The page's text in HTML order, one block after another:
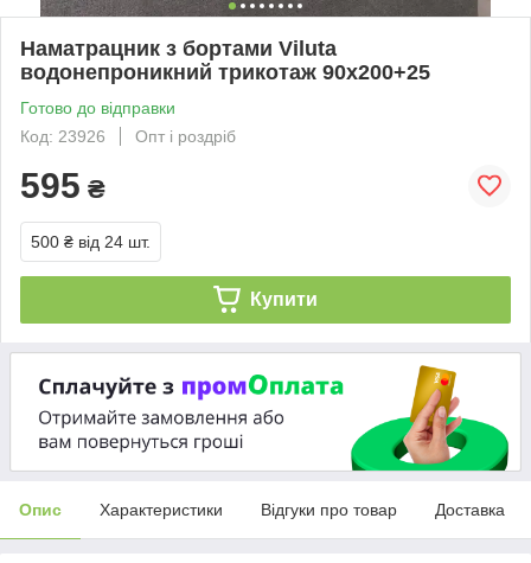
Наматрацник з бортами Viluta
водонепроникний трикотаж 90x200+25
Готово до відправки
Код: 23926
Опт і роздріб
595 ₴
500 ₴ від 24 шт.
Купити
Опис Характеристики Відгуки про товар Доставка